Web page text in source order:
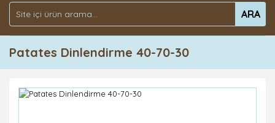
ARA
Patates Dinlendirme 40-70-30